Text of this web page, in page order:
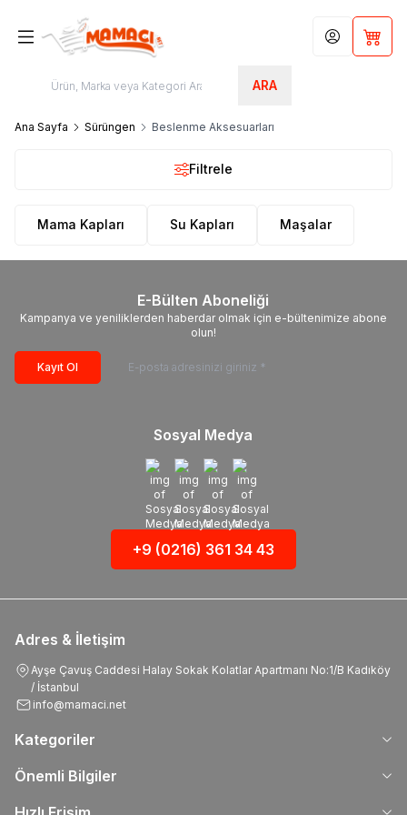
ARA
Hesabım
Ana Sayfa Sürüngen Beslenme Aksesuarları
Filtrele
Mama Kapları Su Kapları Maşalar
E-Bülten Aboneliği
Kampanya ve yeniliklerden haberdar olmak için e-bültenimize abone
olun!
Kayıt Ol
Sosyal Medya
+9 (0216) 361 34 43
Adres & İletişim
Ayşe Çavuş Caddesi Halay Sokak Kolatlar Apartmanı No:1/B Kadıköy
/ İstanbul
info@mamaci.net
Kategoriler
Önemli Bilgiler